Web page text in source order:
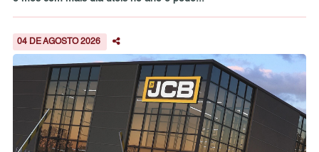
04 DE AGOSTO 2026